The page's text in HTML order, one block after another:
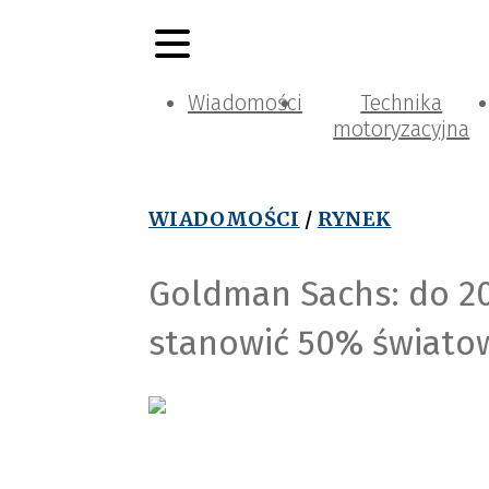
Wiadomości
Technika
motoryzacyjna
WIADOMOŚCI / RYNEK
Goldman Sachs: do
stanowić 50%